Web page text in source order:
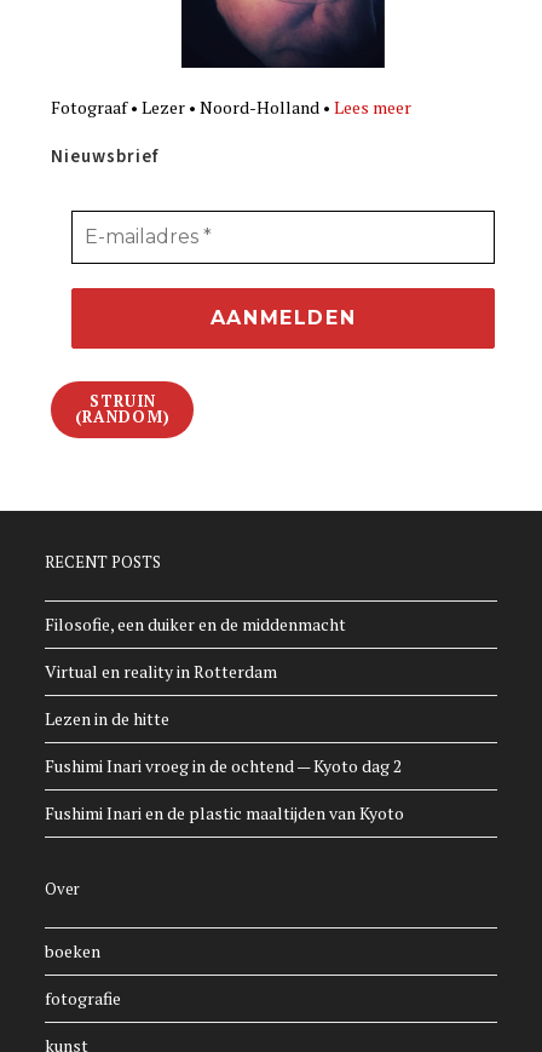
Fotograaf • Lezer • Noord-Holland •Lees meer
Nieuwsbrief
STRUIN
(RANDOM)
RECENT POSTS
Filosofie, een duiker en de middenmacht
Virtual en reality in Rotterdam
Lezen in de hitte
Fushimi Inari vroeg in de ochtend — Kyoto dag 2
Fushimi Inari en de plastic maaltijden van Kyoto
Over
boeken
fotografie
kunst